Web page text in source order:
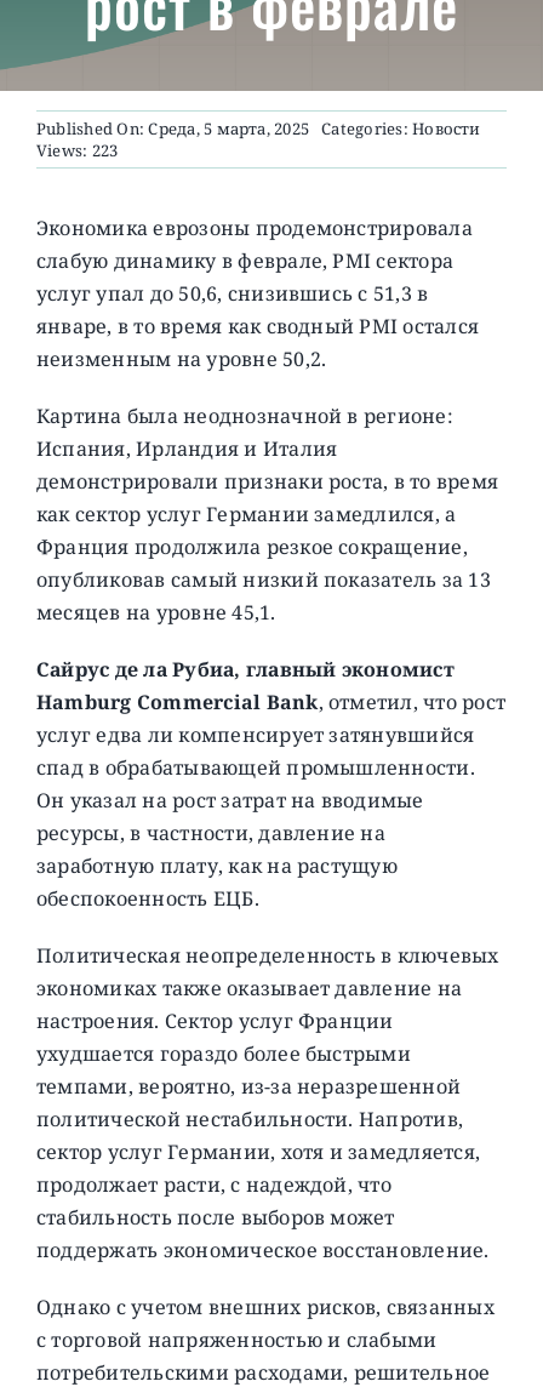
О ПРОЕКТЕ
Published On: Среда, 5 марта, 2025 Categories:Новости
Views: 223
Экономика еврозоны продемонстрировала
слабую динамику в феврале, PMI сектора
услуг упал до 50,6, снизившись с 51,3 в
январе, в то время как сводный PMI остался
неизменным на уровне 50,2.
Картина была неоднозначной в регионе:
Испания, Ирландия и Италия
демонстрировали признаки роста, в то время
как сектор услуг Германии замедлился, а
Франция продолжила резкое сокращение,
опубликовав самый низкий показатель за 13
месяцев на уровне 45,1.
Сайрус де ла Рубиа, главный экономист
Hamburg Commercial Bank, отметил, что рост
услуг едва ли компенсирует затянувшийся
спад в обрабатывающей промышленности.
Он указал на рост затрат на вводимые
ресурсы, в частности, давление на
заработную плату, как на растущую
обеспокоенность ЕЦБ.
Политическая неопределенность в ключевых
экономиках также оказывает давление на
настроения. Сектор услуг Франции
ухудшается гораздо более быстрыми
темпами, вероятно, из-за неразрешенной
политической нестабильности. Напротив,
сектор услуг Германии, хотя и замедляется,
продолжает расти, с надеждой, что
стабильность после выборов может
поддержать экономическое восстановление.
Однако с учетом внешних рисков, связанных
с торговой напряженностью и слабыми
потребительскими расходами, решительное